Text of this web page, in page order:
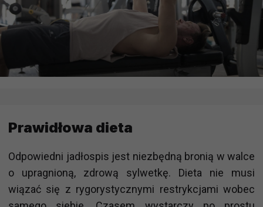
Prawidłowa dieta
Odpowiedni jadłospis jest niezbędną bronią w walce
o upragnioną, zdrową sylwetkę. Dieta nie musi
wiązać się z rygorystycznymi restrykcjami wobec